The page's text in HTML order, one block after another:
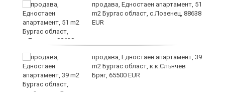
продава, Едностаен апартамент, 51
m2 Бургас област, с.Лозенец, 88638
EUR
продава, Едностаен апартамент, 39
m2 Бургас област, к.к.Слънчев
Бряг, 65500 EUR